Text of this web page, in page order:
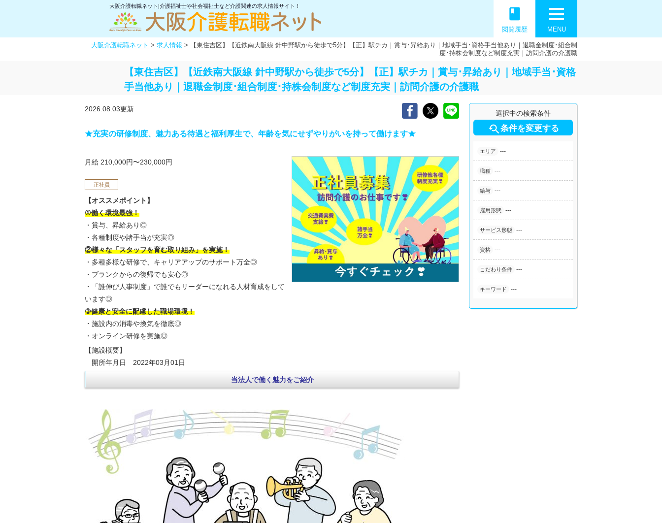
大阪介護転職ネット|介護福祉士や社会福祉士など介護関連の求人情報サイト！
MENU
book
閲覧履歴
大阪介護転職ネット > 求人情報 >
【東住吉区】【近鉄南大阪線 針中野駅から徒歩で5分】【正】駅チカ｜賞与･昇給あり｜地域手当･資格手当他あり｜退職金制度･組合制
度･持株会制度など制度充実｜訪問介護の介護職
【東住吉区】【近鉄南大阪線 針中野駅から徒歩で5分】【正】駅チカ｜賞与･昇給あり｜地域手当･資格
手当他あり｜退職金制度･組合制度･持株会制度など制度充実｜訪問介護の介護職
選択中の検索条件
条件を変更する
エリア ---
職種 ---
給与 ---
雇用形態 ---
サービス形態 ---
資格 ---
こだわり条件 ---
キーワード ---
2026.08.03更新
★充実の研修制度、魅力ある待遇と福利厚生で、年齢を気にせずやりがいを持って働けます★
月給 210,000円〜230,000円
正社員
【オススメポイント】
①働く環境最強！
・賞与、昇給あり◎
・各種制度や諸手当が充実◎
②様々な「スタッフを育む取り組み」を実施！
・多種多様な研修で、キャリアアップのサポート万全◎
・ブランクからの復帰でも安心◎
・「誰伸び人事制度」で誰でもリーダーになれる人材育成をして
います◎
③健康と安全に配慮した職場環境！
・施設内の消毒や換気を徹底◎
・オンライン研修を実施◎
【施設概要】
開所年月日 2022年03月01日
当法人で働く魅力をご紹介